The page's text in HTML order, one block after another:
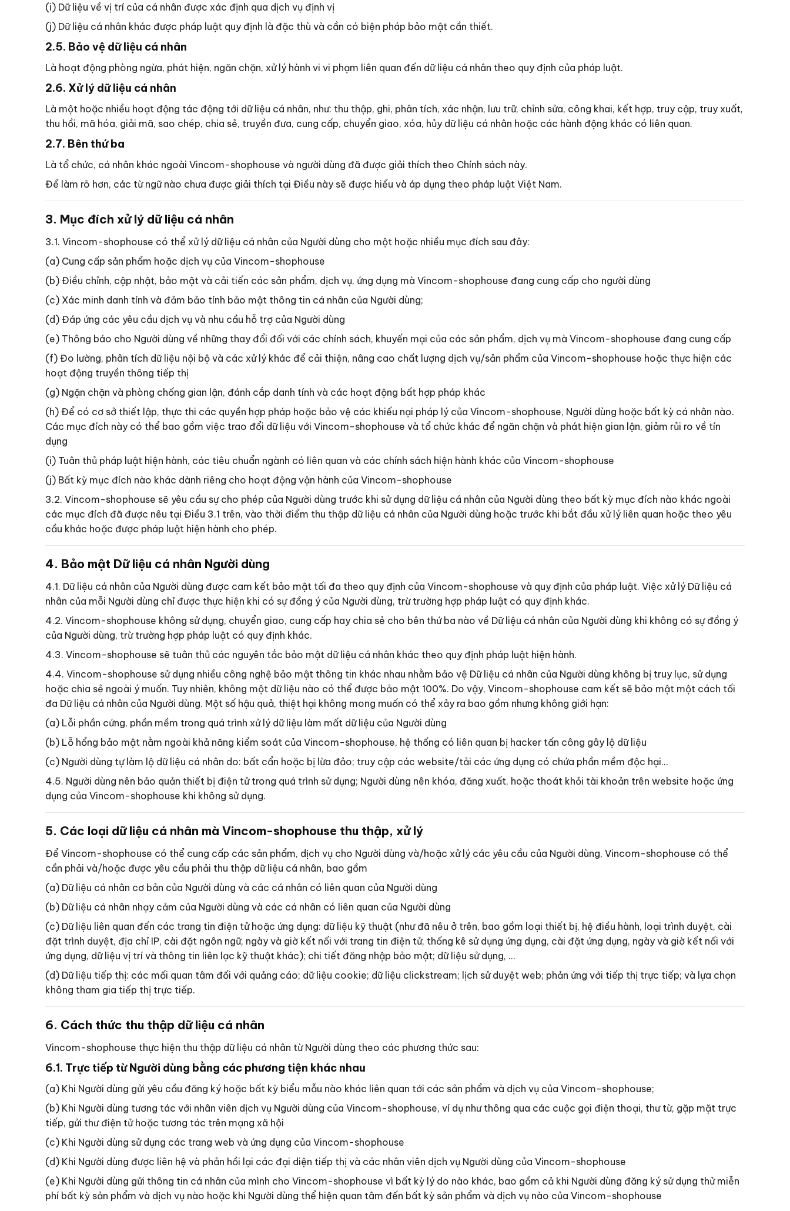
(i) Dữ liệu về vị trí của cá nhân được xác định qua dịch vụ định vị
(j) Dữ liệu cá nhân khác được pháp luật quy định là đặc thù và cần có biện pháp bảo mật cần thiết.
2.5. Bảo vệ dữ liệu cá nhân
Là hoạt động phòng ngừa, phát hiện, ngăn chặn, xử lý hành vi vi phạm liên quan đến dữ liệu cá nhân theo quy định của pháp luật.
2.6. Xử lý dữ liệu cá nhân
Là một hoặc nhiều hoạt động tác động tới dữ liệu cá nhân, như: thu thập, ghi, phân tích, xác nhận, lưu trữ, chỉnh sửa, công khai, kết hợp, truy cập, truy xuất,
thu hồi, mã hóa, giải mã, sao chép, chia sẻ, truyền đưa, cung cấp, chuyển giao, xóa, hủy dữ liệu cá nhân hoặc các hành động khác có liên quan.
2.7. Bên thứ ba
Là tổ chức, cá nhân khác ngoài Vincom-shophouse và người dùng đã được giải thích theo Chính sách này.
Để làm rõ hơn, các từ ngữ nào chưa được giải thích tại Điều này sẽ được hiểu và áp dụng theo pháp luật Việt Nam.
3. Mục đích xử lý dữ liệu cá nhân
3.1. Vincom-shophouse có thể xử lý dữ liệu cá nhân của Người dùng cho một hoặc nhiều mục đích sau đây:
(a) Cung cấp sản phẩm hoặc dịch vụ của Vincom-shophouse
(b) Điều chỉnh, cập nhật, bảo mật và cải tiến các sản phẩm, dịch vụ, ứng dụng mà Vincom-shophouse đang cung cấp cho người dùng
(c) Xác minh danh tính và đảm bảo tính bảo mật thông tin cá nhân của Người dùng;
(d) Đáp ứng các yêu cầu dịch vụ và nhu cầu hỗ trợ của Người dùng
(e) Thông báo cho Người dùng về những thay đổi đối với các chính sách, khuyến mại của các sản phẩm, dịch vụ mà Vincom-shophouse đang cung cấp
(f) Đo lường, phân tích dữ liệu nội bộ và các xử lý khác để cải thiện, nâng cao chất lượng dịch vụ/sản phẩm của Vincom-shophouse hoặc thực hiện các
hoạt động truyền thông tiếp thị
(g) Ngặn chặn và phòng chống gian lận, đánh cắp danh tính và các hoạt động bất hợp pháp khác
(h) Để có cơ sở thiết lập, thực thi các quyền hợp pháp hoặc bảo vệ các khiếu nại pháp lý của Vincom-shophouse, Người dùng hoặc bất kỳ cá nhân nào.
Các mục đích này có thể bao gồm việc trao đổi dữ liệu với Vincom-shophouse và tổ chức khác để ngăn chặn và phát hiện gian lận, giảm rủi ro về tín
dụng
(i) Tuân thủ pháp luật hiện hành, các tiêu chuẩn ngành có liên quan và các chính sách hiện hành khác của Vincom-shophouse
(j) Bất kỳ mục đích nào khác dành riêng cho hoạt động vận hành của Vincom-shophouse
3.2. Vincom-shophouse sẽ yêu cầu sự cho phép của Người dùng trước khi sử dụng dữ liệu cá nhân của Người dùng theo bất kỳ mục đích nào khác ngoài
các mục đích đã được nêu tại Điều 3.1 trên, vào thời điểm thu thập dữ liệu cá nhân của Người dùng hoặc trước khi bắt đầu xử lý liên quan hoặc theo yêu
cầu khác hoặc được pháp luật hiện hành cho phép.
4. Bảo mật Dữ liệu cá nhân Người dùng
4.1. Dữ liệu cá nhân của Người dùng được cam kết bảo mật tối đa theo quy định của Vincom-shophouse và quy định của pháp luật. Việc xử lý Dữ liệu cá
nhân của mỗi Người dùng chỉ được thực hiện khi có sự đồng ý của Người dùng, trừ trường hợp pháp luật có quy định khác.
4.2. Vincom-shophouse không sử dụng, chuyển giao, cung cấp hay chia sẻ cho bên thứ ba nào về Dữ liệu cá nhân của Người dùng khi không có sự đồng ý
của Người dùng, trừ trường hợp pháp luật có quy định khác.
4.3. Vincom-shophouse sẽ tuân thủ các nguyên tắc bảo mật dữ liệu cá nhân khác theo quy định pháp luật hiện hành.
4.4. Vincom-shophouse sử dụng nhiều công nghệ bảo mật thông tin khác nhau nhằm bảo vệ Dữ liệu cá nhân của Người dùng không bị truy lục, sử dụng
hoặc chia sẻ ngoài ý muốn. Tuy nhiên, không một dữ liệu nào có thể được bảo mật 100%. Do vậy, Vincom-shophouse cam kết sẽ bảo mật một cách tối
đa Dữ liệu cá nhân của Người dùng. Một số hậu quả, thiệt hại không mong muốn có thể xảy ra bao gồm nhưng không giới hạn:
(a) Lỗi phần cứng, phần mềm trong quá trình xử lý dữ liệu làm mất dữ liệu của Người dùng
(b) Lỗ hổng bảo mật nằm ngoài khả năng kiểm soát của Vincom-shophouse, hệ thống có liên quan bị hacker tấn công gây lộ dữ liệu
(c) Người dùng tự làm lộ dữ liệu cá nhân do: bất cẩn hoặc bị lừa đảo; truy cập các website/tải các ứng dụng có chứa phần mềm độc hại…
4.5. Người dùng nên bảo quản thiết bị điện tử trong quá trình sử dụng; Người dùng nên khóa, đăng xuất, hoặc thoát khỏi tài khoản trên website hoặc ứng
dụng của Vincom-shophouse khi không sử dụng.
5. Các loại dữ liệu cá nhân mà Vincom-shophouse thu thập, xử lý
Để Vincom-shophouse có thể cung cấp các sản phẩm, dịch vụ cho Người dùng và/hoặc xử lý các yêu cầu của Người dùng, Vincom-shophouse có thể
cần phải và/hoặc được yêu cầu phải thu thập dữ liệu cá nhân, bao gồm
(a) Dữ liệu cá nhân cơ bản của Người dùng và các cá nhân có liên quan của Người dùng
(b) Dữ liệu cá nhân nhạy cảm của Người dùng và các cá nhân có liên quan của Người dùng
(c) Dữ liệu liên quan đến các trang tin điện tử hoặc ứng dụng: dữ liệu kỹ thuật (như đã nêu ở trên, bao gồm loại thiết bị, hệ điều hành, loại trình duyệt, cài
đặt trình duyệt, địa chỉ IP, cài đặt ngôn ngữ, ngày và giờ kết nối với trang tin điện tử, thống kê sử dụng ứng dụng, cài đặt ứng dụng, ngày và giờ kết nối với
ứng dụng, dữ liệu vị trí và thông tin liên lạc kỹ thuật khác); chi tiết đăng nhập bảo mật; dữ liệu sử dụng, …
(d) Dữ liệu tiếp thị: các mối quan tâm đối với quảng cáo; dữ liệu cookie; dữ liệu clickstream; lịch sử duyệt web; phản ứng với tiếp thị trực tiếp; và lựa chọn
không tham gia tiếp thị trực tiếp.
6. Cách thức thu thập dữ liệu cá nhân
Vincom-shophouse thực hiện thu thập dữ liệu cá nhân từ Người dùng theo các phương thức sau:
6.1. Trực tiếp từ Người dùng bằng các phương tiện khác nhau
(a) Khi Người dùng gửi yêu cầu đăng ký hoặc bất kỳ biểu mẫu nào khác liên quan tới các sản phẩm và dịch vụ của Vincom-shophouse;
(b) Khi Người dùng tương tác với nhân viên dịch vụ Người dùng của Vincom-shophouse, ví dụ như thông qua các cuộc gọi điện thoại, thư từ, gặp mặt trực
tiếp, gửi thư điện tử hoặc tương tác trên mạng xã hội
(c) Khi Người dùng sử dụng các trang web và ứng dụng của Vincom-shophouse
(d) Khi Người dùng được liên hệ và phản hồi lại các đại diện tiếp thị và các nhân viên dịch vụ Người dùng của Vincom-shophouse
(e) Khi Người dùng gửi thông tin cá nhân của mình cho Vincom-shophouse vì bất kỳ lý do nào khác, bao gồm cả khi Người dùng đăng ký sử dụng thử miễn
phí bất kỳ sản phẩm và dịch vụ nào hoặc khi Người dùng thể hiện quan tâm đến bất kỳ sản phẩm và dịch vụ nào của Vincom-shophouse